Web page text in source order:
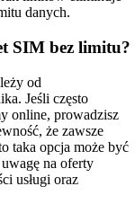
danych.
SIM bez limitu?
od
Jeśli często
online, prowadzisz
że zawsze
taka opcja może być
na oferty
usługi oraz